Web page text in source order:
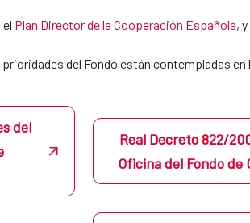
Plan Director de la Cooperación Española,
del Fondo están contempladas
del
Real Decreto 822/
Oficina del Fondo de